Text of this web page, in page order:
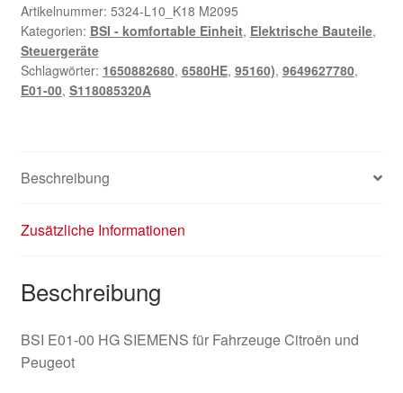
Steuergerät
für
Citroën
und
Peugeot
Artikelnummer: 5324-L10_K18 M2095
Kategorien: BSI - komfortable Einheit, Elektrische Bauteile,
Steuergeräte
Schlagwörter: 1650882680, 6580HE, 95160), 9649627780,
E01-00, S118085320A
Beschreibung
Zusätzliche Informationen
Beschreibung
BSI E01-00 HG SIEMENS für Fahrzeuge Citroën und
Peugeot